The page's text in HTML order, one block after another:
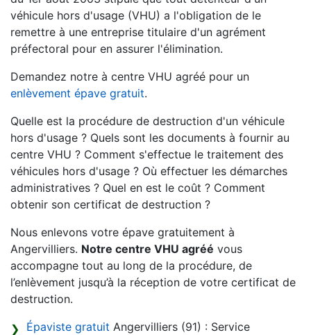
véhicule hors d'usage (VHU) a l'obligation de le
remettre à une entreprise titulaire d'un agrément
préfectoral pour en assurer l'élimination.
Demandez notre à centre VHU agréé pour un
enlèvement épave gratuit.
Quelle est la procédure de destruction d'un véhicule
hors d'usage ? Quels sont les documents à fournir au
centre VHU ? Comment s'effectue le traitement des
véhicules hors d'usage ? Où effectuer les démarches
administratives ? Quel en est le coût ? Comment
obtenir son certificat de destruction ?
Nous enlevons votre épave gratuitement à
Angervilliers. Notre centre VHU agréé vous
accompagne tout au long de la procédure, de
l’enlèvement jusqu’à la réception de votre certificat de
destruction.
Épaviste gratuit Angervilliers (91) : Service